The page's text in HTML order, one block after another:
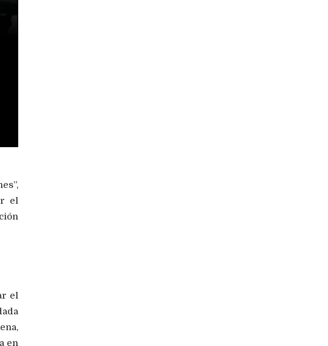
el
el
en